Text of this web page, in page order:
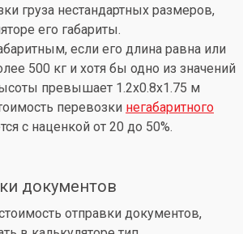
груза нестандартных размеров,
его габариты.
если его длина равна или
500 кг и хотя бы одно из значений
превышает 1.2x0.8x1.75 м
перевозки негабаритного
с наценкой от 20 до 50%.
документов
отправки документов,